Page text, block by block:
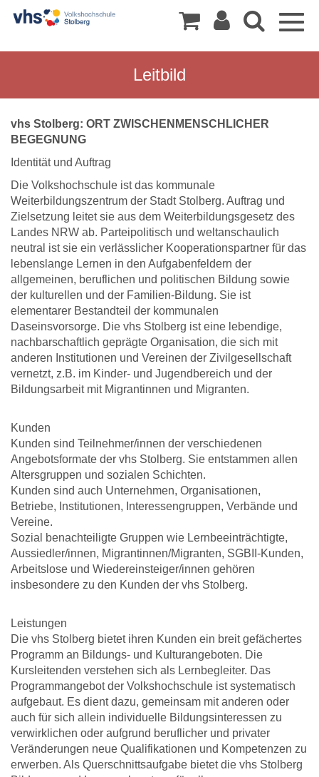
Leitbild
vhs Stolberg: ORT ZWISCHENMENSCHLICHER
BEGEGNUNG
Identität und Auftrag
Die Volkshochschule ist das kommunale
Weiterbildungszentrum der Stadt Stolberg. Auftrag und
Zielsetzung leitet sie aus dem Weiterbildungsgesetz des
Landes NRW ab. Parteipolitisch und weltanschaulich
neutral ist sie ein verlässlicher Kooperationspartner für das
lebenslange Lernen in den Aufgabenfeldern der
allgemeinen, beruflichen und politischen Bildung sowie
der kulturellen und der Familien-Bildung. Sie ist
elementarer Bestandteil der kommunalen
Daseinsvorsorge. Die vhs Stolberg ist eine lebendige,
nachbarschaftlich geprägte Organisation, die sich mit
anderen Institutionen und Vereinen der Zivilgesellschaft
vernetzt, z.B. im Kinder- und Jugendbereich und der
Bildungsarbeit mit Migrantinnen und Migranten.
Kunden
Kunden sind Teilnehmer/innen der verschiedenen
Angebotsformate der vhs Stolberg. Sie entstammen allen
Altersgruppen und sozialen Schichten.
Kunden sind auch Unternehmen, Organisationen,
Betriebe, Institutionen, Interessengruppen, Verbände und
Vereine.
Sozial benachteiligte Gruppen wie Lernbeeinträchtigte,
Aussiedler/innen, Migrantinnen/Migranten, SGBII-Kunden,
Arbeitslose und Wiedereinsteiger/innen gehören
insbesondere zu den Kunden der vhs Stolberg.
Leistungen
Die vhs Stolberg bietet ihren Kunden ein breit gefächertes
Programm an Bildungs- und Kulturangeboten. Die
Kursleitenden verstehen sich als Lernbegleiter. Das
Programmangebot der Volkshochschule ist systematisch
aufgebaut. Es dient dazu, gemeinsam mit anderen oder
auch für sich allein individuelle Bildungsinteressen zu
verwirklichen oder aufgrund beruflicher und privater
Veränderungen neue Qualifikationen und Kompetenzen zu
erwerben. Als Querschnittsaufgabe bietet die vhs Stolberg